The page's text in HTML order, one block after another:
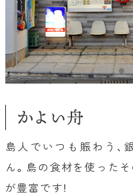
かよい舟
島人でいつも賑わう、
ん。島の食材を使った
が豊富です！